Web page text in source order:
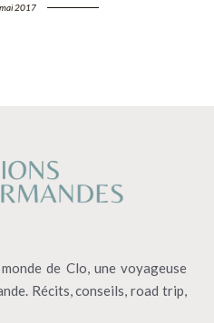
2017
de Clo, une voyageuse
Récits, conseils, road trip,